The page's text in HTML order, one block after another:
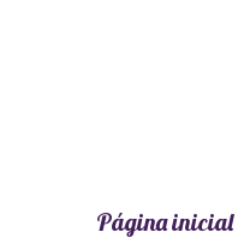
Página inicial